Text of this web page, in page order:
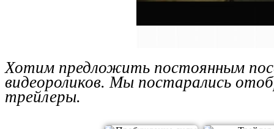
Хотим предложить постоянным
видеороликов. Мы постарались
трейлеры.